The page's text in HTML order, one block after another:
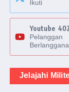
Ikuti
Youtube
Pelanggan
Jelajahi